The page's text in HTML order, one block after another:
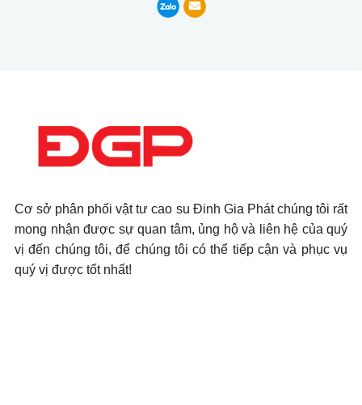
Cơ sở phân phối vật tư cao su Đinh Gia Phát chúng tôi rất
mong nhận được sự quan tâm, ủng hộ và liên hệ của quý
vị đến chúng tôi, để chúng tôi có thể tiếp cận và phục vụ
quý vị được tốt nhất!